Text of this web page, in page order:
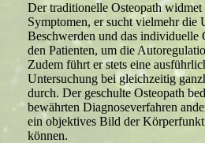
Der traditionelle Osteopath widmet
Symptomen, er sucht vielmehr die
Beschwerden und das individuelle
den Patienten, um die
Zudem führt er stets eine
Untersuchung bei gleichzeitig
durch. Der geschulte Osteopath
bewährten Diagnoseverfahren
ein objektives Bild der
können.